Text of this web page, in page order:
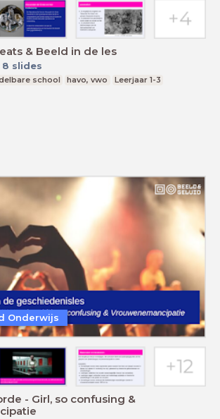
& Beeld in de les
8 slides
school havo, vwo Leerjaar 1-3
- Girl, so confusing &
Onderwijs